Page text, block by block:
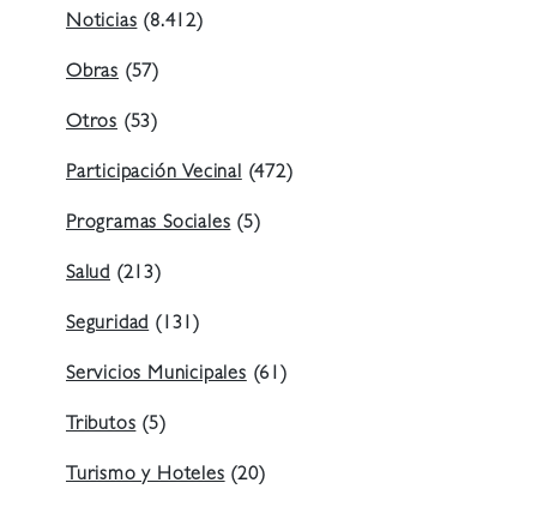
Noticias (8.412)
Obras (57)
Otros (53)
Participación Vecinal (472)
Programas Sociales (5)
Salud (213)
Seguridad (131)
Servicios Municipales (61)
Tributos (5)
Turismo y Hoteles (20)